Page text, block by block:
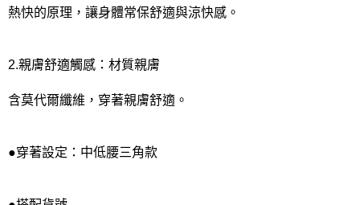
熱快的原理，讓身體常保舒適與涼快感。
2.親膚舒適觸感：材質親膚
含莫代爾纖維，穿著親膚舒適。
●穿著設定：中低腰三角款